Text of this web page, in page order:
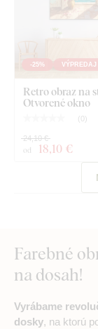
-25% VÝPREDAJ
Retro obraz na
Otvorené okno
( 0)
od 18,10 €
24,10 €
Farebné
na dosah!
Vyrábame
dosky, na ktorú